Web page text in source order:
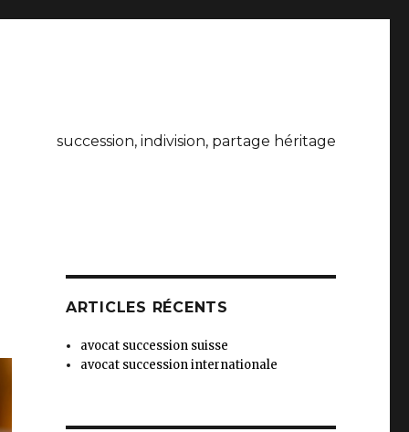
succession, indivision, partage héritage
ARTICLES RÉCENTS
avocat succession suisse
avocat succession internationale